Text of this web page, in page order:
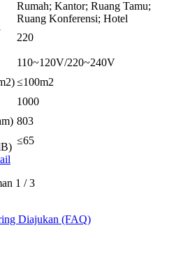
Rumah; Kantor; Ruang Tamu;
Ruang Konferensi; Hotel
220
110~120V/220~240V
≤100m2
1000
803
≤65
1 / 3
Diajukan (FAQ)